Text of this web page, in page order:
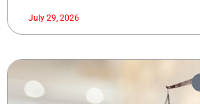
July 29, 2026